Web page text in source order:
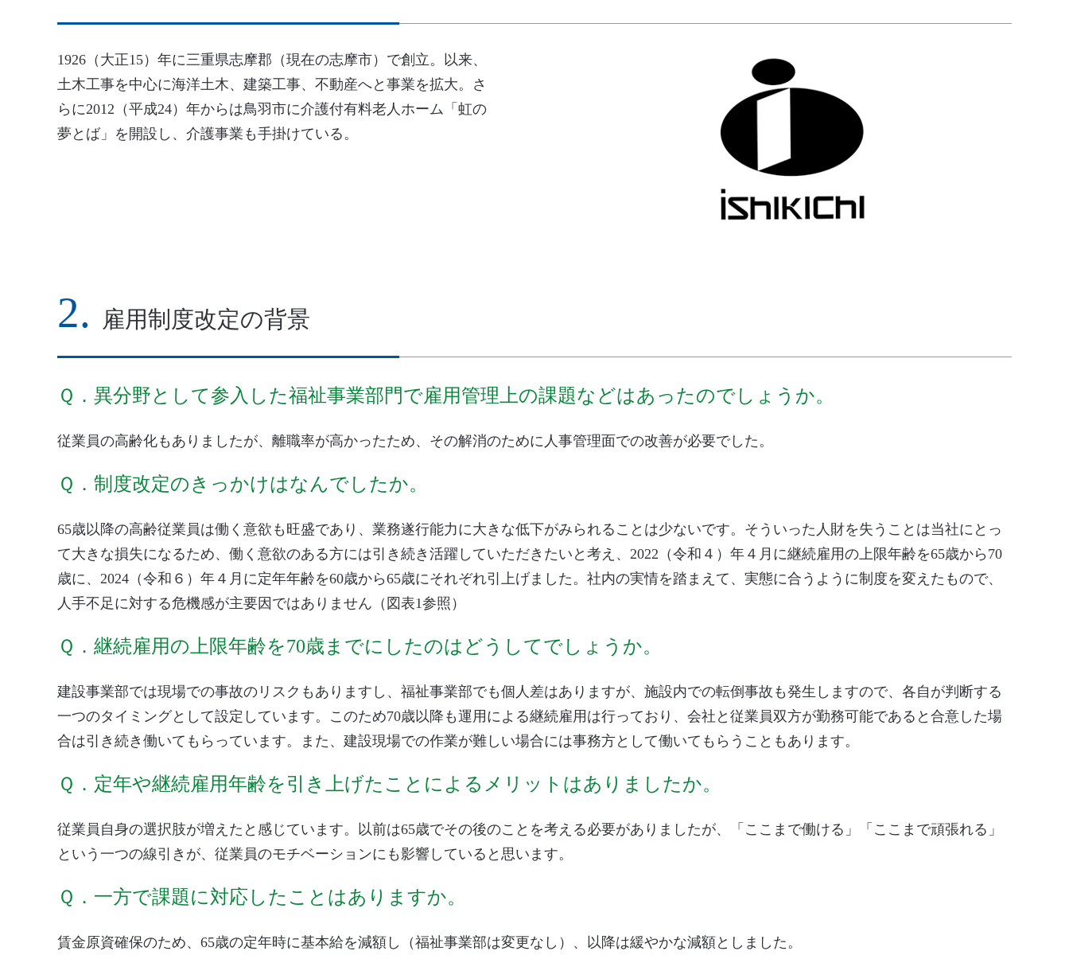
1926（大正15）年に三重県志摩郡（現在の志摩市）で創立。以来、
土木工事を中心に海洋土木、建築工事、不動産へと事業を拡大。さ
らに2012（平成24）年からは鳥羽市に介護付有料老人ホーム「虹の
夢とば」を開設し、介護事業も手掛けている。
雇用制度改定の背景
Ｑ．異分野として参入した福祉事業部門で雇用管理上の課題などはあったのでしょうか。
従業員の高齢化もありましたが、離職率が高かったため、その解消のために人事管理面での改善が必要でした。
Ｑ．制度改定のきっかけはなんでしたか。
65歳以降の高齢従業員は働く意欲も旺盛であり、業務遂行能力に大きな低下がみられることは少ないです。そういった人財を失うことは当社にとっ
て大きな損失になるため、働く意欲のある方には引き続き活躍していただきたいと考え、2022（令和４）年４月に継続雇用の上限年齢を65歳から70
歳に、2024（令和６）年４月に定年年齢を60歳から65歳にそれぞれ引上げました。社内の実情を踏まえて、実態に合うように制度を変えたもので、
人手不足に対する危機感が主要因ではありません（図表1参照）
Ｑ．継続雇用の上限年齢を70歳までにしたのはどうしてでしょうか。
建設事業部では現場での事故のリスクもありますし、福祉事業部でも個人差はありますが、施設内での転倒事故も発生しますので、各自が判断する
一つのタイミングとして設定しています。このため70歳以降も運用による継続雇用は行っており、会社と従業員双方が勤務可能であると合意した場
合は引き続き働いてもらっています。また、建設現場での作業が難しい場合には事務方として働いてもらうこともあります。
Ｑ．定年や継続雇用年齢を引き上げたことによるメリットはありましたか。
従業員自身の選択肢が増えたと感じています。以前は65歳でその後のことを考える必要がありましたが、「ここまで働ける」「ここまで頑張れる」
という一つの線引きが、従業員のモチベーションにも影響していると思います。
Ｑ．一方で課題に対応したことはありますか。
賃金原資確保のため、65歳の定年時に基本給を減額し（福祉事業部は変更なし）、以降は緩やかな減額としました。